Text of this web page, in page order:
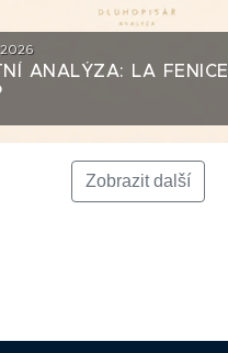
ANALÝZA: LA FENICE
Zobrazit další